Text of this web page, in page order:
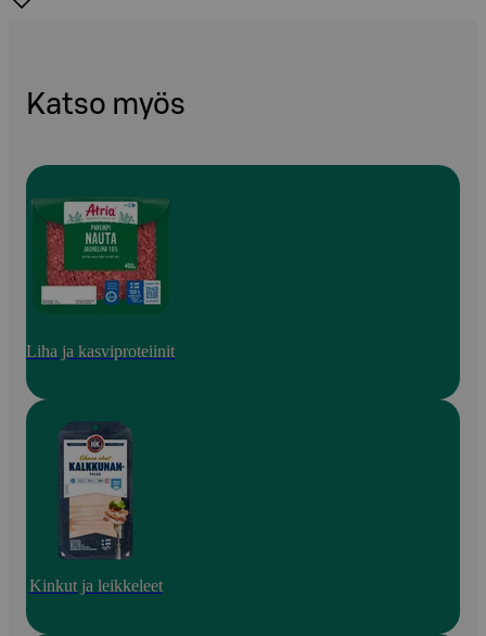
Katso myös
Liha ja kasviproteiinit
Kinkut ja leikkeleet